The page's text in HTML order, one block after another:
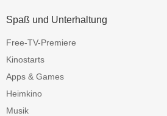
Spaß und Unterhaltung
Free-TV-Premiere
Kinostarts
Apps & Games
Heimkino
Musik